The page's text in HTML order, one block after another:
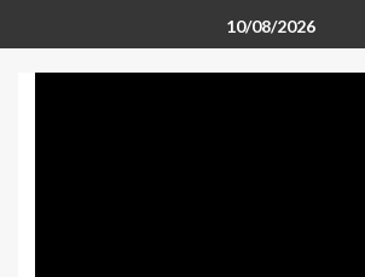
10/08/2026